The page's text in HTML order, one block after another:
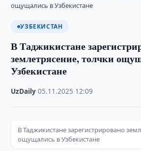
ощущались в Узбекистане
УЗБЕКИСТАН
В Таджикистане
землетрясение, толчки
Узбекистане
UzDaily ·05.11.2025 12:09
В Таджикистане зарегистрировано
ощущались в Узбекистане